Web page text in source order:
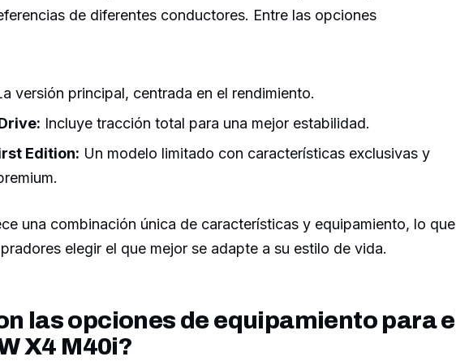
de diferentes conductores. Entre las opciones
versión principal, centrada en el rendimiento.
Incluye tracción total para una mejor estabilidad.
Edition: Un modelo limitado con características exclusivas y
una combinación única de características y equipamiento, lo que
elegir el que mejor se adapte a su estilo de vida.
las opciones de equipamiento para el
X4 M40i?